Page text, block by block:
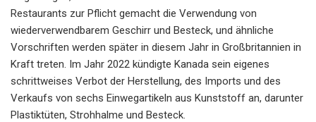
Restaurants zur Pflicht gemacht die Verwendung von
wiederverwendbarem Geschirr und Besteck, und ähnliche
Vorschriften werden später in diesem Jahr in Großbritannien in
Kraft treten. Im Jahr 2022 kündigte Kanada sein eigenes
schrittweises Verbot der Herstellung, des Imports und des
Verkaufs von sechs Einwegartikeln aus Kunststoff an, darunter
Plastiktüten, Strohhalme und Besteck.